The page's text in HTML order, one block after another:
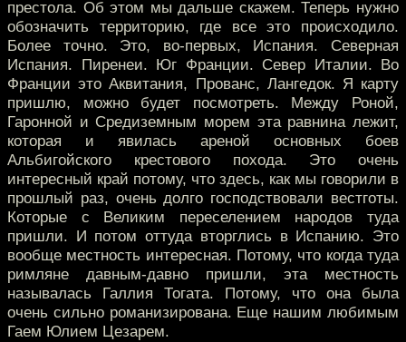
престола. Об этом мы дальше скажем. Теперь нужно
обозначить территорию, где все это происходило.
Более точно. Это, во-первых, Испания. Северная
Испания. Пиренеи. Юг Франции. Север Италии. Во
Франции это Аквитания, Прованс, Лангедок. Я карту
пришлю, можно будет посмотреть. Между Роной,
Гаронной и Средиземным морем эта равнина лежит,
которая и явилась ареной основных боев
Альбигойского крестового похода. Это очень
интересный край потому, что здесь, как мы говорили в
прошлый раз, очень долго господствовали вестготы.
Которые с Великим переселением народов туда
пришли. И потом оттуда вторглись в Испанию. Это
вообще местность интересная. Потому, что когда туда
римляне давным-давно пришли, эта местность
называлась Галлия Тогата. Потому, что она была
очень сильно романизирована. Еще нашим любимым
Гаем Юлием Цезарем.